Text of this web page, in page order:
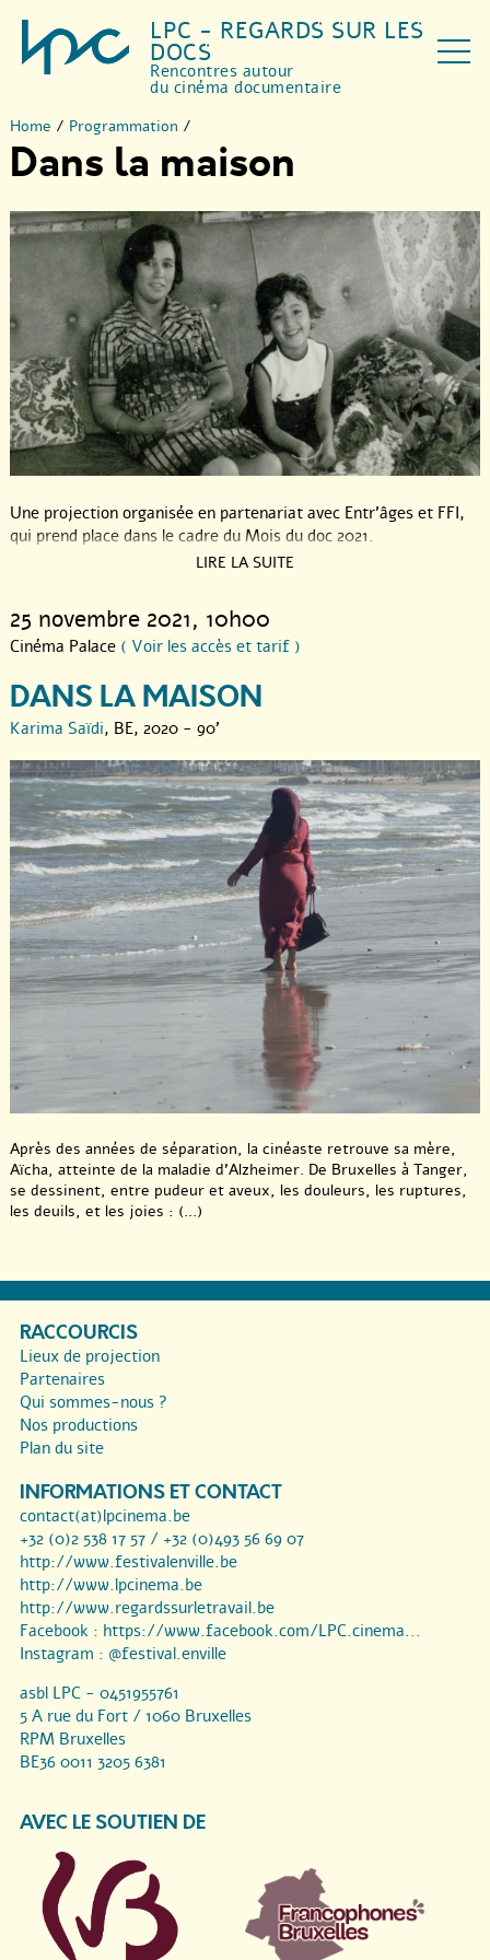
LPC - REGARDS SUR LES
DOCS
Rencontres autour
du cinéma documentaire
Home / Programmation /
Dans la maison
Une projection organisée en partenariat avec Entr’âges et FFI,
qui prend place dans le cadre du Mois du doc 2021.
LIRE LA SUITE
25 novembre 2021, 10h00
Cinéma Palace ( Voir les accès et tarif )
DANS LA MAISON
Karima Saïdi, BE, 2020 - 90'
Après des années de séparation, la cinéaste retrouve sa mère,
Aïcha, atteinte de la maladie d’Alzheimer. De Bruxelles à Tanger,
se dessinent, entre pudeur et aveux, les douleurs, les ruptures,
les deuils, et les joies : (...)
RACCOURCIS
Lieux de projection
Partenaires
Qui sommes-nous ?
Nos productions
Plan du site
INFORMATIONS ET CONTACT
contact(at)lpcinema.be
+32 (0)2 538 17 57 / +32 (0)493 56 69 07
http://www.festivalenville.be
http://www.lpcinema.be
http://www.regardssurletravail.be
Facebook : https://www.facebook.com/LPC.cinema...
Instagram : @festival.enville
asbl LPC - 0451955761
5 A rue du Fort / 1060 Bruxelles
RPM Bruxelles
BE36 0011 3205 6381
AVEC LE SOUTIEN DE